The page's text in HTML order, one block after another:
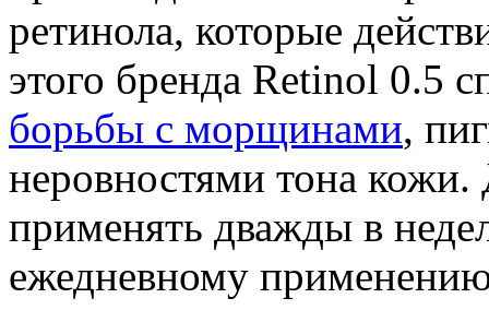
ретинола, которые
этого бренда Retinol 0.5
борьбы с морщинами,
неровностями тона кожи.
применять дважды в
ежедневному